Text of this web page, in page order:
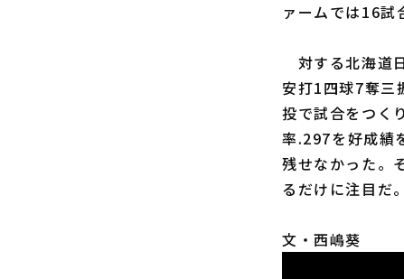
ァームでは16試
対する北海道
安打1四球7奪三
投で試合をつく
率.297を好成績
残せなかった。
るだけに注目だ。
文・西嶋葵